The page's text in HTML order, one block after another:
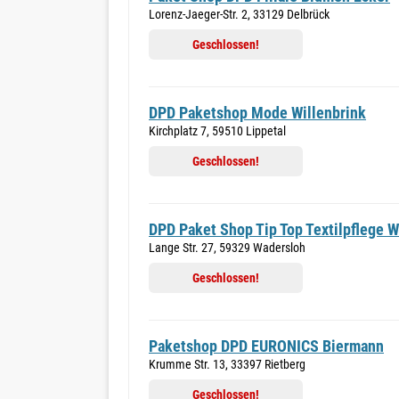
Lorenz-Jaeger-Str. 2, 33129 Delbrück
Geschlossen!
DPD Paketshop Mode Willenbrink
Kirchplatz 7, 59510 Lippetal
Geschlossen!
DPD Paket Shop Tip Top Textilpflege
Lange Str. 27, 59329 Wadersloh
Geschlossen!
Paketshop DPD EURONICS Biermann
Krumme Str. 13, 33397 Rietberg
Geschlossen!